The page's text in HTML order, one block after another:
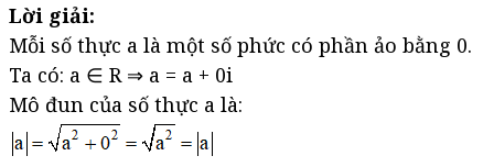
Lời giải:
Mỗi số thực a là một số phức có phần ảo bằng 0.
Ta có: a ∈ R ⇒ a = a + 0i
Mô đun của số thực a là: